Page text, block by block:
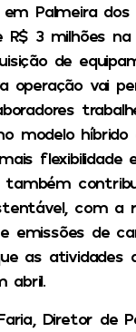
Palmeira dos
R$ 3 milhões
de
operação vai
modelo
flexibilidade
também
com a
emissões de
as atividades
abril.
Diretor de